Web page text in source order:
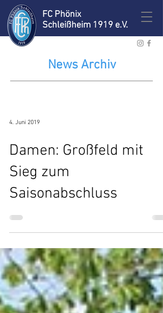
FC Phönix
Schleißheim 1919 e.V.
News Archiv
4. Juni 2019
Damen: Großfeld mit
Sieg zum
Saisonabschluss